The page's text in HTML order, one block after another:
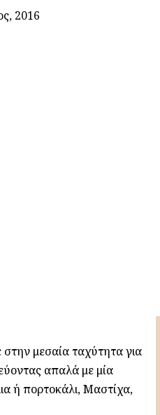
2016
μεσαία ταχύτητα για
απαλά με μία
ή πορτοκάλι, Μαστίχα,